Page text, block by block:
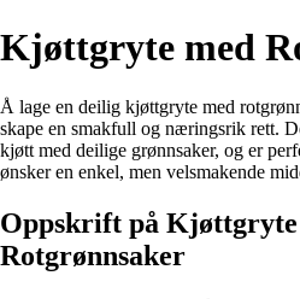
Kjøttgryte med
Å lage en deilig kjøttgryte med
skape en smakfull og næringsrik rett.
kjøtt med deilige grønnsaker, og er
ønsker en enkel, men velsmakende
Oppskrift på Kjøttgryte
Rotgrønnsaker